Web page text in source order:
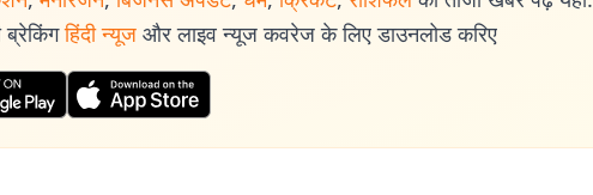
ब्रेकिंग हिंदी न्यूज और लाइव न्यूज कवरेज के लिए डाउनलोड करिए